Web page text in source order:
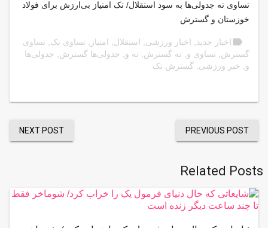
تساوی ته جدولی‌ها به سود استقلال/ تک امتیاز بی‌ارزش برای فولاد
خوزستان و گسترش
label اخبار جدید اخبار ورزشی استقلال امتیاز تساوی تک
تساوی
گسترش
تساوی و ته گسترش ته و جدولی‌ها گسترش
جدولی‌ها
و
خبر ورزشی گسترش تک
PREVIOUS POST
NEXT POST
Related Posts